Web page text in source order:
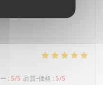
de qualité à prix
: 5/5 品質-価格 : 5/5